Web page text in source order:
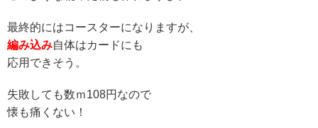
最終的にはコースターになりますが、
編み込み自体はカードにも
応用できそう。
失敗しても数ｍ108円なので
懐も痛くない！